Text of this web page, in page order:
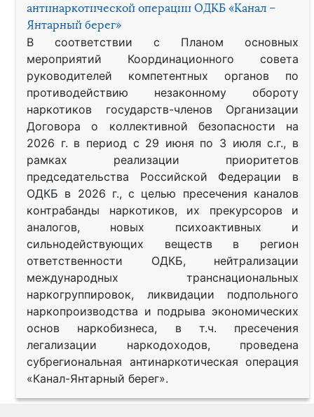
антинаркотической операции ОДКБ «Канал –
Янтарный берег»
В соответствии с Планом основных
мероприятий Координационного совета
руководителей компетентных органов по
противодействию незаконному обороту
наркотиков государств-членов Организации
Договора о коллективной безопасности на
2026 г. в период с 29 июня по 3 июля с.г., в
рамках реализации приоритетов
председательства Российской Федерации в
ОДКБ в 2026 г., с целью пресечения каналов
контрабанды наркотиков, их прекурсоров и
аналогов, новых психоактивных и
сильнодействующих веществ в регион
ответственности ОДКБ, нейтрализации
международных транснациональных
наркогруппировок, ликвидации подпольного
наркопроизводства и подрыва экономических
основ наркобизнеса, в т.ч. пресечения
легализации наркодоходов, проведена
субрегиональная антинаркотическая операция
«Канал-Янтарный берег».